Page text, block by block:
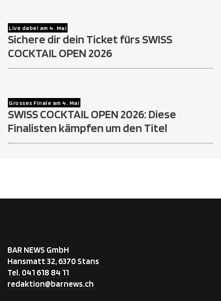
Live dabei am 4. Mai
Sichere dir dein Ticket fürs SWISS
COCKTAIL OPEN 2026
Grosses Finale am 4. Mai
SWISS COCKTAIL OPEN 2026: Diese
Finalisten kämpfen um den Titel
BAR NEWS GmbH
Hansmatt 32, 6370 Stans
Tel. 041 618 84 11
redaktion@barnews.ch